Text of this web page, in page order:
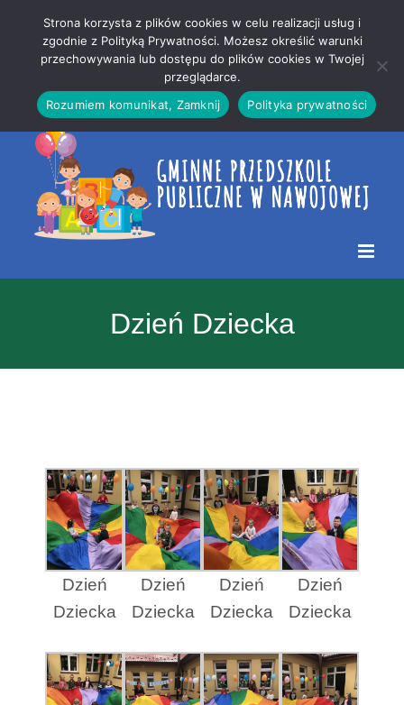
treści
strony
Dzień Dziecka
Dzień
Dziecka
Dzień
Dziecka
Dzień
Dziecka
Dzień
Dziecka
Strona korzysta z plików cookies w celu realizacji usług i
zgodnie z Polityką Prywatności. Możesz określić warunki
przechowywania lub dostępu do plików cookies w Twojej
przeglądarce.
Rozumiem komunikat, Zamknij
Polityka prywatności